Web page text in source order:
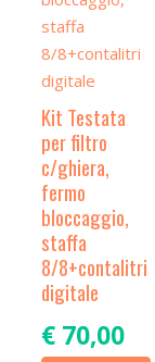
Kit Testata
per filtro
c/ghiera,
fermo
bloccaggio,
staffa
8/8+contalitri
digitale
€70,00